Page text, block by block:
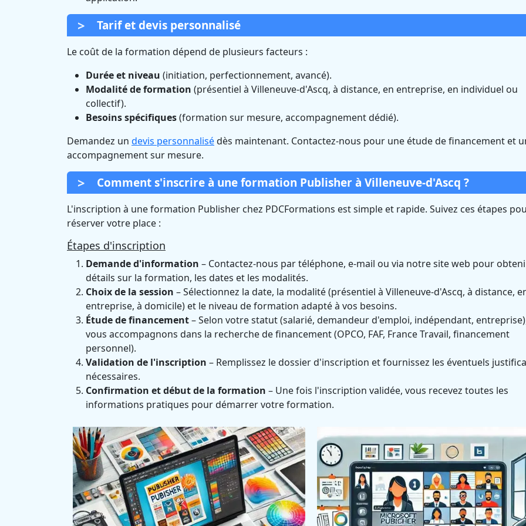
Tarif et devis personnalisé
Le coût de la formation dépend de plusieurs facteurs :
Durée et niveau (initiation, perfectionnement, avancé).
Modalité de formation (présentiel à Villeneuve-d'Ascq, à distance, en entreprise, en individuel ou
collectif).
Besoins spécifiques(formation sur mesure, accompagnement dédié).
Demandez un devis personnalisédès maintenant. Contactez-nous pour une étude de financement et
accompagnement sur mesure.
Comment s'inscrire à une formation Publisher à Villeneuve-d'Ascq ?
L'inscription à une formation Publisher chez PDCFormations est simple et rapide. Suivez ces étapes
réserver votre place :
Étapes d'inscription
Demande d'information – Contactez-nous par téléphone, e-mail ou via notre site web pour
détails sur la formation, les dates et les modalités.
Choix de la session – Sélectionnez la date, la modalité (présentiel à Villeneuve-d'Ascq, à distance,
entreprise, à domicile) et le niveau de formation adapté à vos besoins.
Étude de financement– Selon votre statut (salarié, demandeur d'emploi, indépendant,
vous accompagnons dans la recherche de financement (OPCO, FAF, France Travail, financement
personnel).
Validation de l'inscription – Remplissez le dossier d'inscription et fournissez les éventuels
nécessaires.
Confirmation et début de la formation – Une fois l'inscription validée, vous recevez toutes les
informations pratiques pour démarrer votre formation.